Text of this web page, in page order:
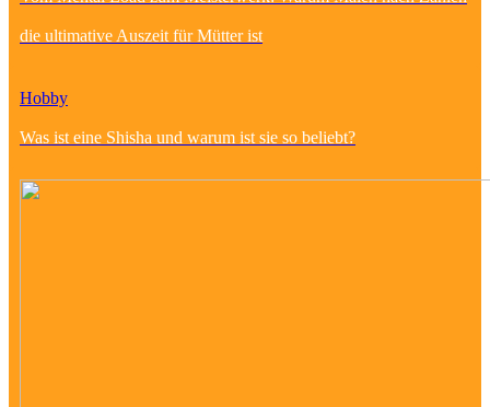
die ultimative Auszeit für Mütter ist
Hobby
Was ist eine Shisha und warum ist sie so beliebt?